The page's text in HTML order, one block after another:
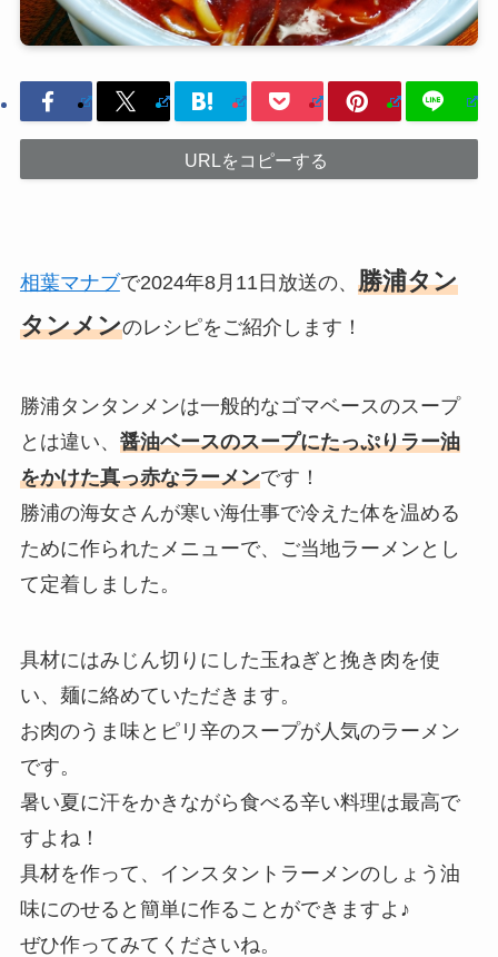
URLをコピーする
相葉マナブで2024年8月11日放送の、 勝浦タン
タンメンのレシピをご紹介します！
勝浦タンタンメンは一般的なゴマベースのスープ
とは違い、 醤油ベースのスープにたっぷりラー油
をかけた真っ赤なラーメンです！
勝浦の海女さんが寒い海仕事で冷えた体を温める
ために作られたメニューで、ご当地ラーメンとし
て定着しました。
具材にはみじん切りにした玉ねぎと挽き肉を使
い、麺に絡めていただきます。
お肉のうま味とピリ辛のスープが人気のラーメン
です。
暑い夏に汗をかきながら食べる辛い料理は最高で
すよね！
具材を作って、インスタントラーメンのしょう油
味にのせると簡単に作ることができますよ♪
ぜひ作ってみてくださいね。